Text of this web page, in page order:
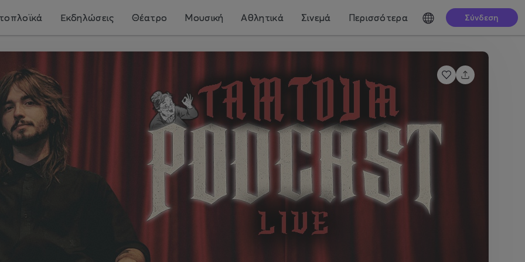
Εκδηλώσεις Θέατρο Μουσική Αθλητικά Σινεμά Περισσότερα Σύνδεση